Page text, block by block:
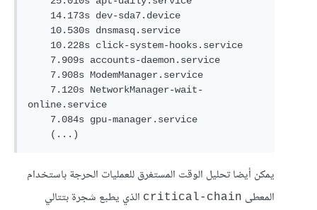
online.service
    (...)
يمكن أيضا تحليل الوقت المستغرق للعمليات الحرجة باستخدام
المعطى critical-chain الذي يطبع شجرة بتتالي